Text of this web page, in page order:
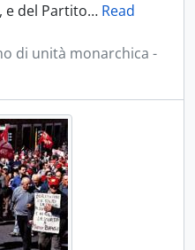
e del Partito… Read
di unità monarchica -